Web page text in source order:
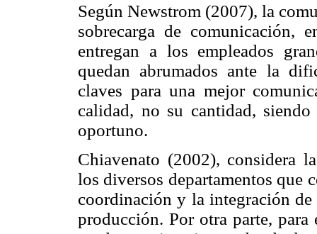
Según Newstrom (2007), la
sobrecarga de comunicación,
entregan a los empleados
quedan abrumados ante la
claves para una mejor
calidad, no su cantidad,
oportuno.
Chiavenato (2002), considera
los diversos departamentos que
coordinación y la integración
producción. Por otra parte,